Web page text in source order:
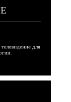
для